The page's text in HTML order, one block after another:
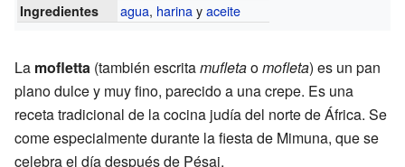
Ingredientes agua, harinayaceite
La mofletta (también escritamufletaomofleta) es un pan
plano dulce y muy fino, parecido a una crepe. Es una
receta tradicional de la cocina judía del norte de África. Se
come especialmente durante la fiesta de Mimuna, que se
celebra el día después de Pésaj.